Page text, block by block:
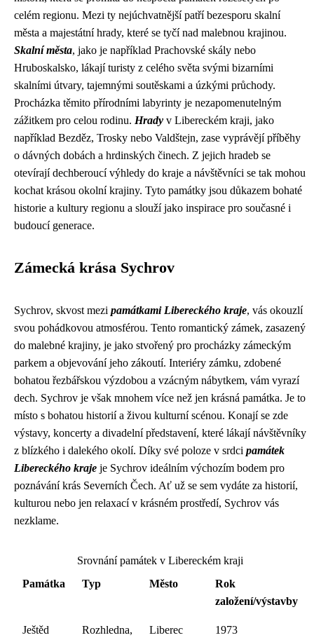
celém regionu. Mezi ty nejúchvatnější patří bezesporu skalní
města a majestátní hrady, které se tyčí nad malebnou krajinou.
Skalní města, jako je například Prachovské skály nebo
Hruboskalsko, lákají turisty z celého světa svými bizarními
skalními útvary, tajemnými soutěskami a úzkými průchody.
Procházka těmito přírodními labyrinty je nezapomenutelným
zážitkem pro celou rodinu. Hrady v Libereckém kraji, jako
například Bezděz, Trosky nebo Valdštejn, zase vyprávějí příběhy
o dávných dobách a hrdinských činech. Z jejich hradeb se
otevírají dechberoucí výhledy do kraje a návštěvníci se tak mohou
kochat krásou okolní krajiny. Tyto památky jsou důkazem bohaté
historie a kultury regionu a slouží jako inspirace pro současné i
budoucí generace.
Zámecká krása Sychrov
Sychrov, skvost mezi památkami Libereckého kraje, vás okouzlí
svou pohádkovou atmosférou. Tento romantický zámek, zasazený
do malebné krajiny, je jako stvořený pro procházky zámeckým
parkem a objevování jeho zákoutí. Interiéry zámku, zdobené
bohatou řezbářskou výzdobou a vzácným nábytkem, vám vyrazí
dech. Sychrov je však mnohem více než jen krásná památka. Je to
místo s bohatou historií a živou kulturní scénou. Konají se zde
výstavy, koncerty a divadelní představení, které lákají návštěvníky
z blízkého i dalekého okolí. Díky své poloze v srdci památek
Libereckého kraje je Sychrov ideálním výchozím bodem pro
poznávání krás Severních Čech. Ať už se sem vydáte za historií,
kulturou nebo jen relaxací v krásném prostředí, Sychrov vás
nezklame.
Srovnání památek v Libereckém kraji
Památka
Typ Město
Rok
založení/výstavby
Ještěd
Rozhledna,
Liberec 1973